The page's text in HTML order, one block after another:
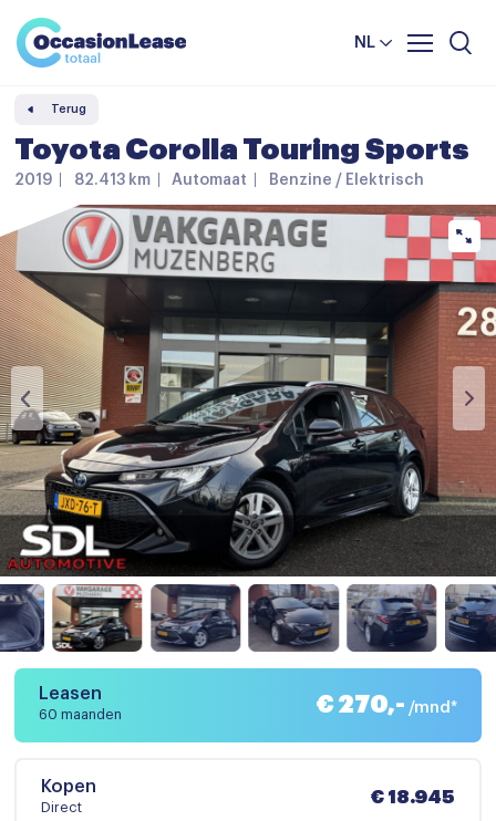
NL
Leasevoorwaarden
Veelgestelde vragen
Nieuws en tips
Over ons
Vergelijker
Terug
Toyota Corolla Touring Sports
2019 82.413 km Automaat Benzine / Elektrisch
Leasen
60 maanden € 270,- /mnd*
Kopen
Direct
€ 18.945